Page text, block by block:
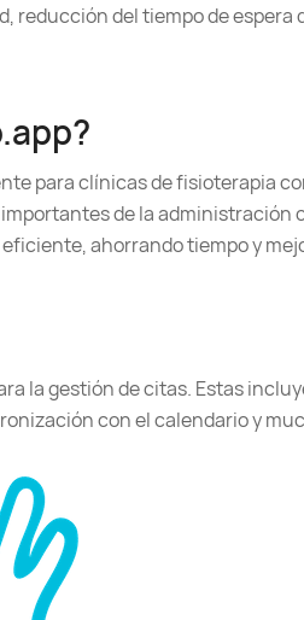
reducción del tiempo de espera
para clínicas de fisioterapia
de la administración
ahorrando tiempo y
la gestión de citas. Estas
con el calendario y